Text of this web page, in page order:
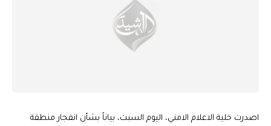
اصدرت خلية الاعلام الامني، اليوم السبت، بياناً بشأن انفجار منطقة